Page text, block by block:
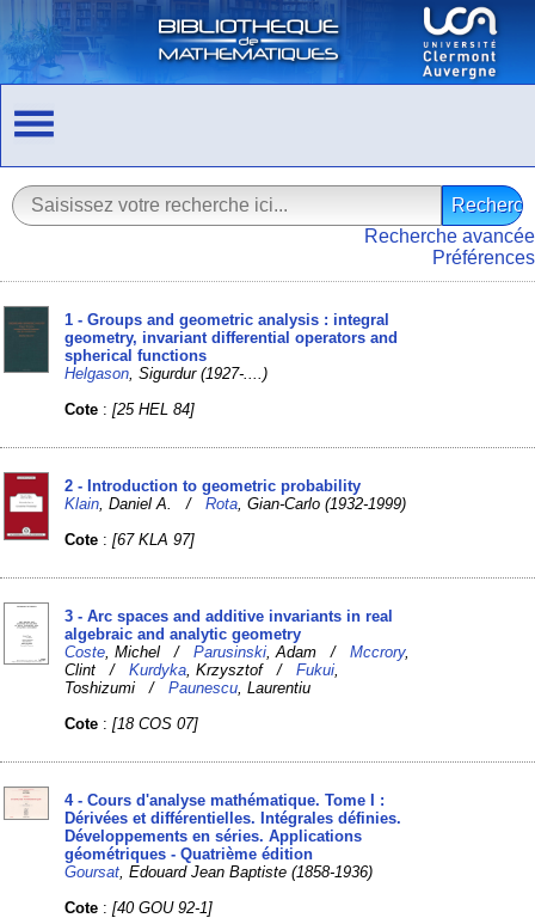
Recherche avancée
Préférences
1 - Groups and geometric analysis : integral
geometry, invariant differential operators and
spherical functions
Helgason , Sigurdur (1927-....)
Cote :[25 HEL 84]
2 - Introduction to geometric probability
Klain , Daniel A. /Rota , Gian-Carlo (1932-1999)
Cote :[67 KLA 97]
3 - Arc spaces and additive invariants in real
algebraic and analytic geometry
Coste , Michel /Parusinski , Adam /Mccrory,
Clint /Kurdyka , Krzysztof /Fukui
Toshizumi /Paunescu , Laurentiu
Cote :[18 COS 07]
4 - Cours d'analyse mathématique. Tome I :
Dérivées et différentielles. Intégrales définies.
Développements en séries. Applications
géométriques - Quatrième édition
Goursat , Edouard Jean Baptiste (1858-1936)
Cote :[40 GOU 92-1]